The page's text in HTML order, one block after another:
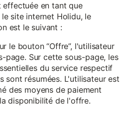
effectuée en tant que
site internet Holidu, le
est le suivant :
le bouton “Offre”, l'utilisateur
page. Sur cette sous-page, les
du service respectif
sont résumées. L'utilisateur est
des moyens de paiement
disponibilité de l'offre.